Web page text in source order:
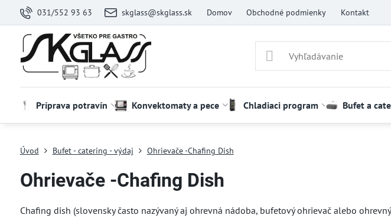
031/552 93 63 skglass@skglass.sk Domov Obchodné podmienky Kontakt
Príprava potravín Konvektomaty a pece Chladiaci program Bufet a
Úvod Bufet - catering - výdaj Ohrievače -Chafing Dish
Ohrievače -Chafing Dish
Chafing dish (slovensky často nazývaný aj ohrevná nádoba, bufetový ohrievač alebo